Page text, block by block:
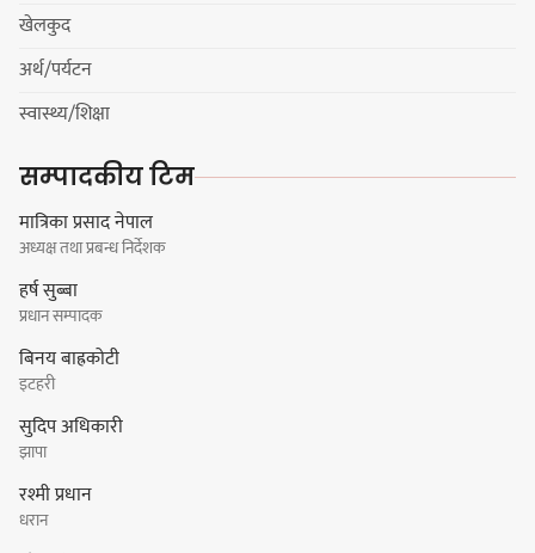
खेलकुद
अर्थ/पर्यटन
स्वास्थ्य/शिक्षा
सम्पादकीय टिम
मात्रिका प्रसाद नेपाल
अध्यक्ष तथा प्रबन्ध निर्देशक
हर्ष सुब्बा
प्रधान सम्पादक
बिनय बाह्रकोटी
इटहरी
सुदिप अधिकारी
झापा
रश्मी प्रधान
धरान